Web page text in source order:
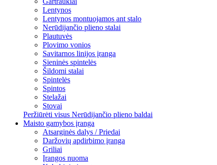
Lentynos
Lentynos montuojamos ant stalo
Nerūdijančio plieno stalai
Plautuvės
Plovimo vonios
Savitarnos linijos įranga
Sieninės spintelės
Šildomi stalai
Spintelės
Spintos
Stelažai
Stovai
Peržiūrėti visus Nerūdijančio plieno baldai
Maisto gamybos įranga
Atsarginės dalys / Priedai
Daržovių apdirbimo įranga
Griliai
Įrangos nuoma